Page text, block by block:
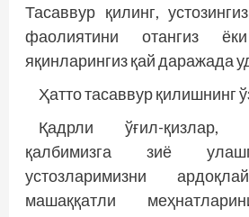
Тасаввур қилинг,
фаолиятини отангиз
яқинларингиз қай даражада
Ҳатто тасаввур қилишнинг
Қадрли ўғил-қизлар,
қалбимизга зиё
устозларимизни
машаққатли